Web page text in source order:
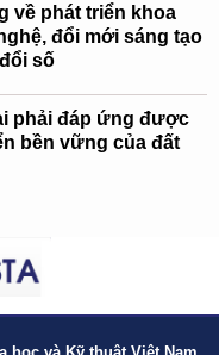
về phát triển khoa
đổi mới sáng tạo
số
phải đáp ứng được
bền vững của đất